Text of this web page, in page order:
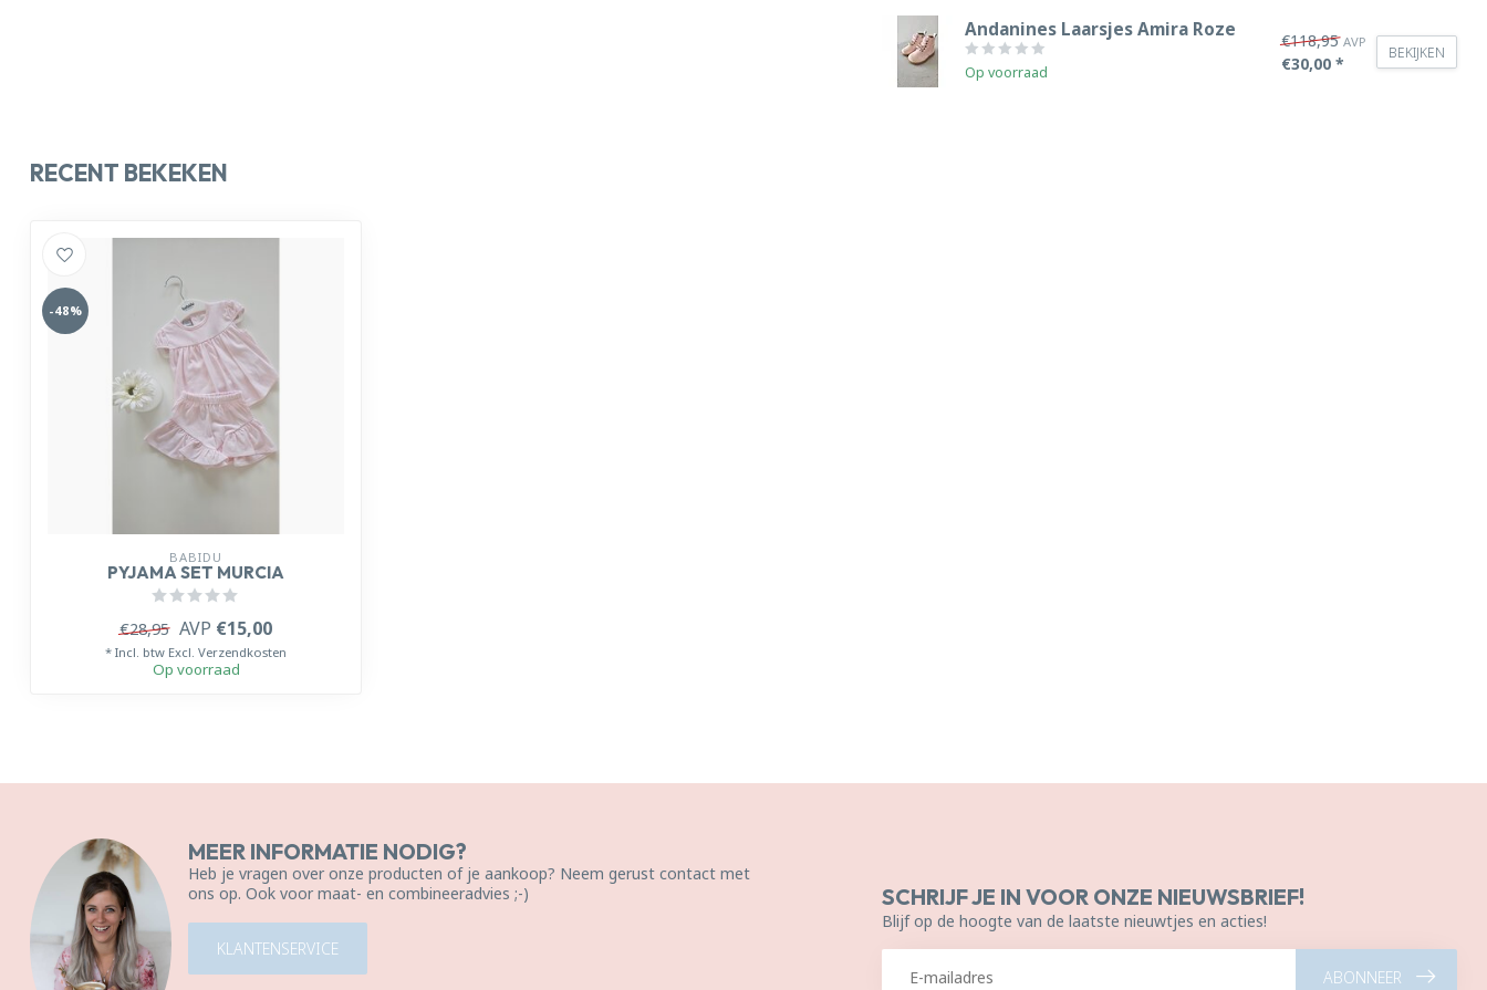
Andanines Laarsjes Amira Roze
Op voorraad
€118,95 AVP
€30,00 *
BEKIJKEN
RECENT BEKEKEN
-48%
BABIDU
PYJAMA SET MURCIA
€28,95 AVP €15,00
* Incl. btw Excl. Verzendkosten
Op voorraad
MEER INFORMATIE NODIG?
Heb je vragen over onze producten of je aankoop? Neem gerust contact met
ons op. Ook voor maat- en combineeradvies ;-)
KLANTENSERVICE
SCHRIJF JE IN VOOR ONZE NIEUWSBRIEF!
Blijf op de hoogte van de laatste nieuwtjes en acties!
ABONNEER